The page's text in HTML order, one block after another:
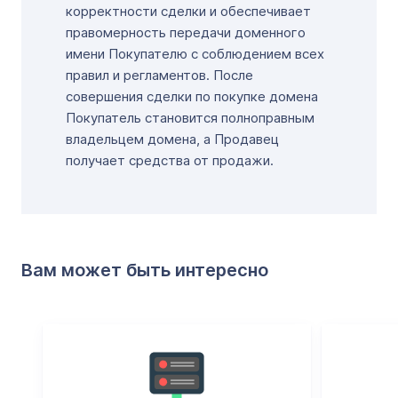
корректности сделки и обеспечивает
правомерность передачи доменного
имени Покупателю с соблюдением всех
правил и регламентов. После
совершения сделки по покупке домена
Покупатель становится полноправным
владельцем домена, а Продавец
получает средства от продажи.
Вам может быть интересно